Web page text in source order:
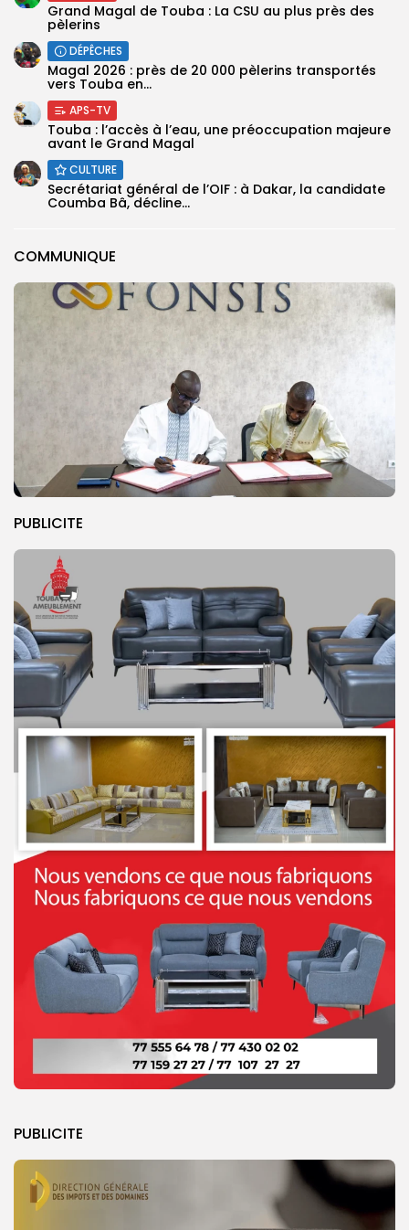
COMMUNIQUE
PUBLICITE
PUBLICITE
Grand Magal de Touba : La CSU au plus près des
pèlerins
DÉPÊCHES
Magal 2026 : près de 20 000 pèlerins transportés
vers Touba en...
APS-TV
Touba : l’accès à l’eau, une préoccupation majeure
avant le Grand Magal
CULTURE
Secrétariat général de l’OIF : à Dakar, la candidate
Coumba Bâ, décline...